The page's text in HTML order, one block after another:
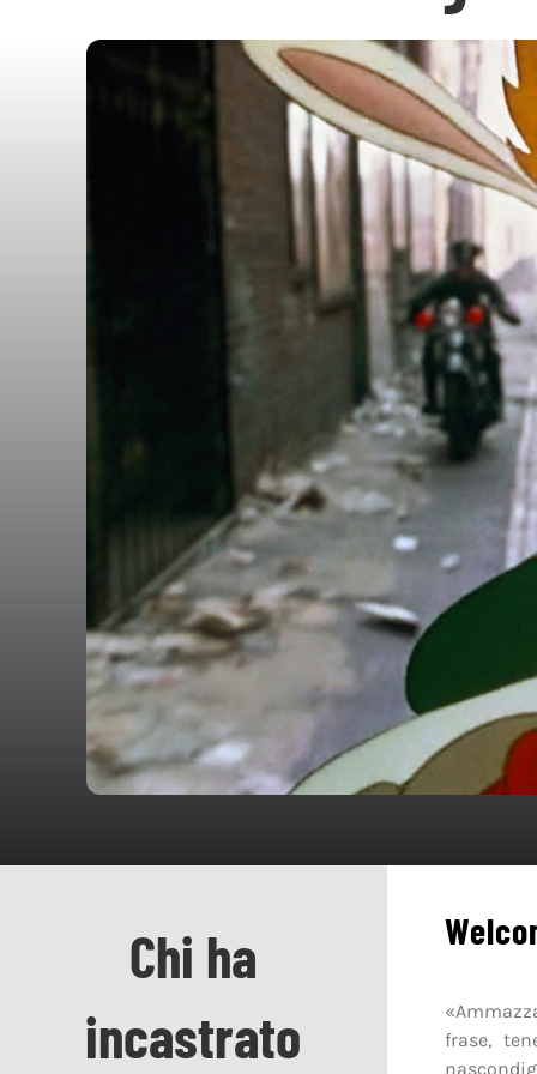
Chi ha
incastrato
frase,